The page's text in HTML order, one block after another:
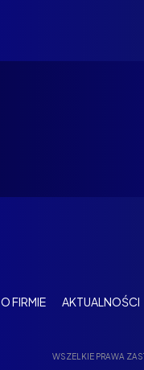
O FIRMIE AKTUALNOŚCI
WSZELKIE PRAWA